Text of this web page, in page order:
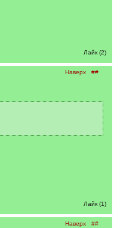
Лайк (2)
Наверх ##
Лайк (1)
Наверх ##